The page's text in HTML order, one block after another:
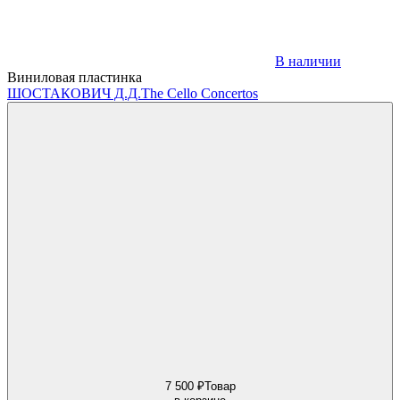
В наличии
Виниловая пластинка
ШОСТАКОВИЧ Д.Д.The Cello Concertos
7 500 ₽Товар